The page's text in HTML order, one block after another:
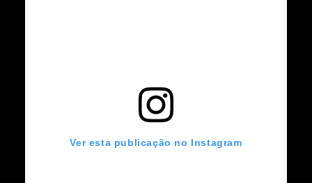
Ver esta publicação no Instagram